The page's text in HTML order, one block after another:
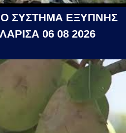
ΣΥΣΤΗΜΑ ΕΞΥΠΝΗΣ
06 08 2026